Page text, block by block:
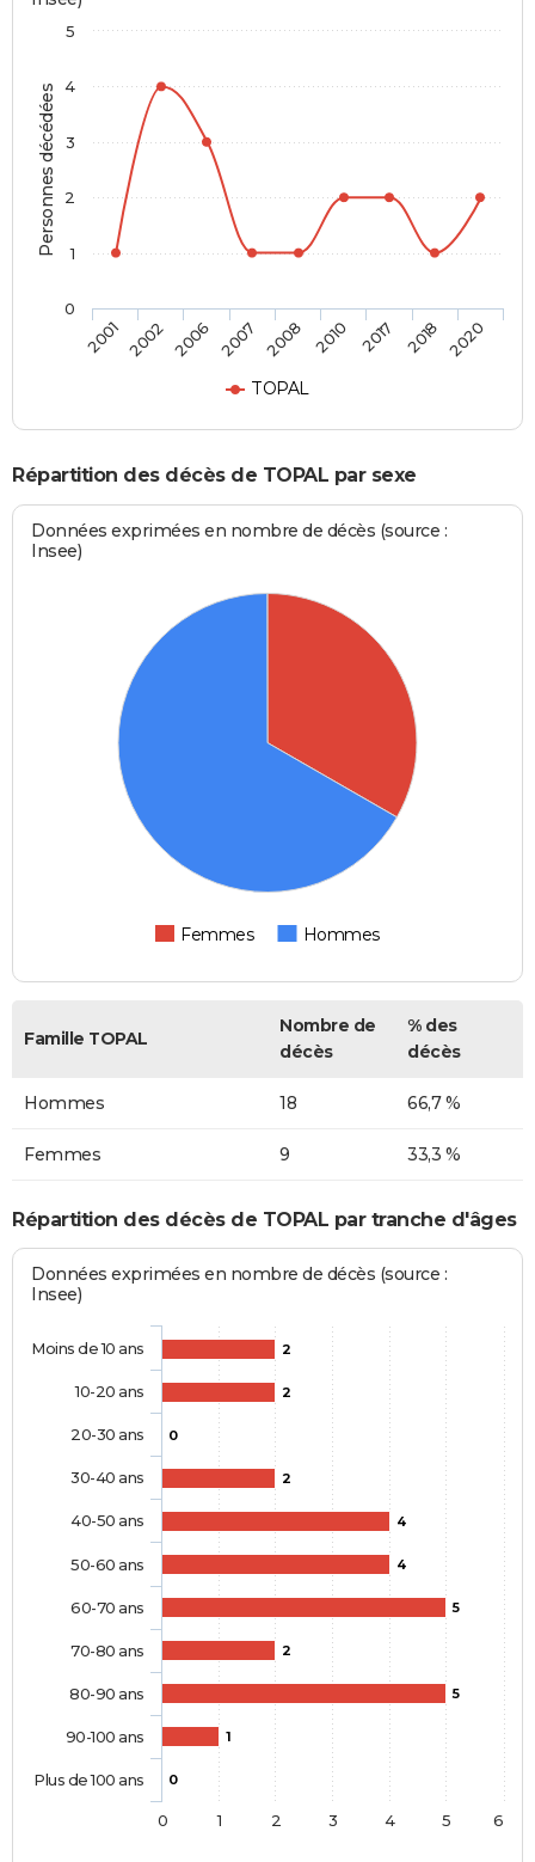
Personnes décédées
TOPAL
2001 2002 2006 2007 2008 2010 2017 2018 2020
0
1
2
3
4
5
Répartition des décès de TOPAL par sexe
Données exprimées en nombre de décès (source :
Insee)
Femmes Hommes
Famille TOPAL
Nombre de
décès
% des
décès
Hommes 18 66,7 %
Femmes 9 33,3 %
Répartition des décès de TOPAL par tranche d'âges
Données exprimées en nombre de décès (source :
Insee)
2
2
0
2
4
4
5
2
5
1
0
Moins de 10 ans
10-20 ans
20-30 ans
30-40 ans
40-50 ans
50-60 ans
60-70 ans
70-80 ans
80-90 ans
90-100 ans
Plus de 100 ans
0 1 2 3 4 5 6